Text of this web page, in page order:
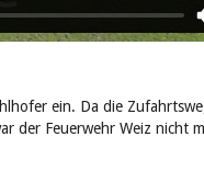
ein. Da die
der Feuerwehr Weiz nicht